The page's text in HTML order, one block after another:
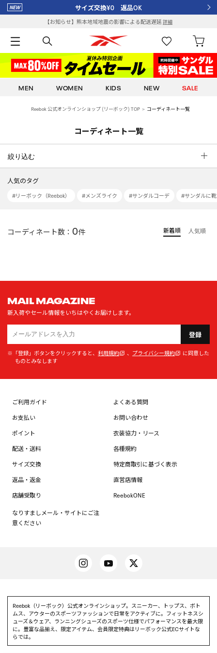
サイズ交換¥0 返品OK
【お知らせ】熊本地域地震の影響による配送遅延詳細
MEN WOMEN KIDS NEW SALE
Reebok 公式オンラインショップ (リーボック) TOP コーディネート一覧
コーディネート一覧
絞り込む
人気のタグ
#リーボック（Reebok） #メンズライク #サンダルコーデ #サンダルに
コーディネート数： 0件 新着順 人気順
MAIL MAGAZINE
新入荷やセール情報をいちはやくお届けします。
登録
※「登録」ボタンをクリックすると、 利用規約 、 プライバシー規約
に同意した
ものとみなします
ご利用ガイド
お支払い
ポイント
配送・送料
サイズ交換
返品・返金
店舗受取り
なりすましメール・サイトにご注
意ください
よくある質問
お問い合わせ
衣装協力・リース
各種規約
特定商取引に基づく表示
直営店情報
ReebokONE
Reebok（リーボック）公式オンラインショップ。スニーカー、トップス、ボト
ムス、アウターのスポーツファッションで日常をアクティブに。フィットネスシ
ューズ＆ウェア、ランニングシューズのスポーツ仕様でパフォーマンスを最大限
に。豊富な品揃え、限定アイテム、会員限定特典はリーボック公式ECサイトな
らでは。